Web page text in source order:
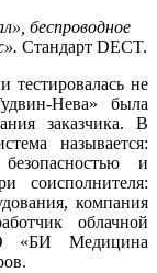
беспроводное
Стандарт DECT.
тестировалась не
Нева» была
заказчика. В
называется:
и
соисполнителя:
компания
облачной
«БИ Медицина